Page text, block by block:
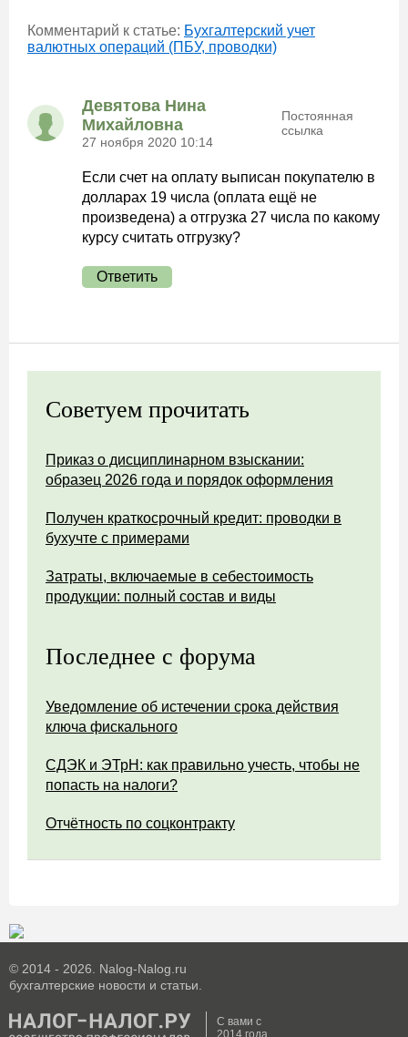
Комментарий к статье: Бухгалтерский учет
валютных операций (ПБУ, проводки)
Девятова Нина
Михайловна
27 ноября 2020 10:14
Постоянная
ссылка
Если счет на оплату выписан покупателю в
долларах 19 числа (оплата ещё не
произведена) а отгрузка 27 числа по какому
курсу считать отгрузку?
Ответить
Советуем прочитать
Приказ о дисциплинарном взыскании:
образец 2026 года и порядок оформления
Получен краткосрочный кредит: проводки в
бухучте с примерами
Затраты, включаемые в себестоимость
продукции: полный состав и виды
Последнее с форума
Уведомление об истечении срока действия
ключа фискального
СДЭК и ЭТрН: как правильно учесть, чтобы не
попасть на налоги?
Отчётность по соцконтракту
© 2014 - 2026. Nalog-Nalog.ru
бухгалтерские новости и статьи.
С вами с
2014 года